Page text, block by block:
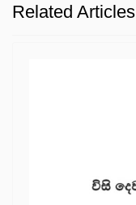
Related Articles